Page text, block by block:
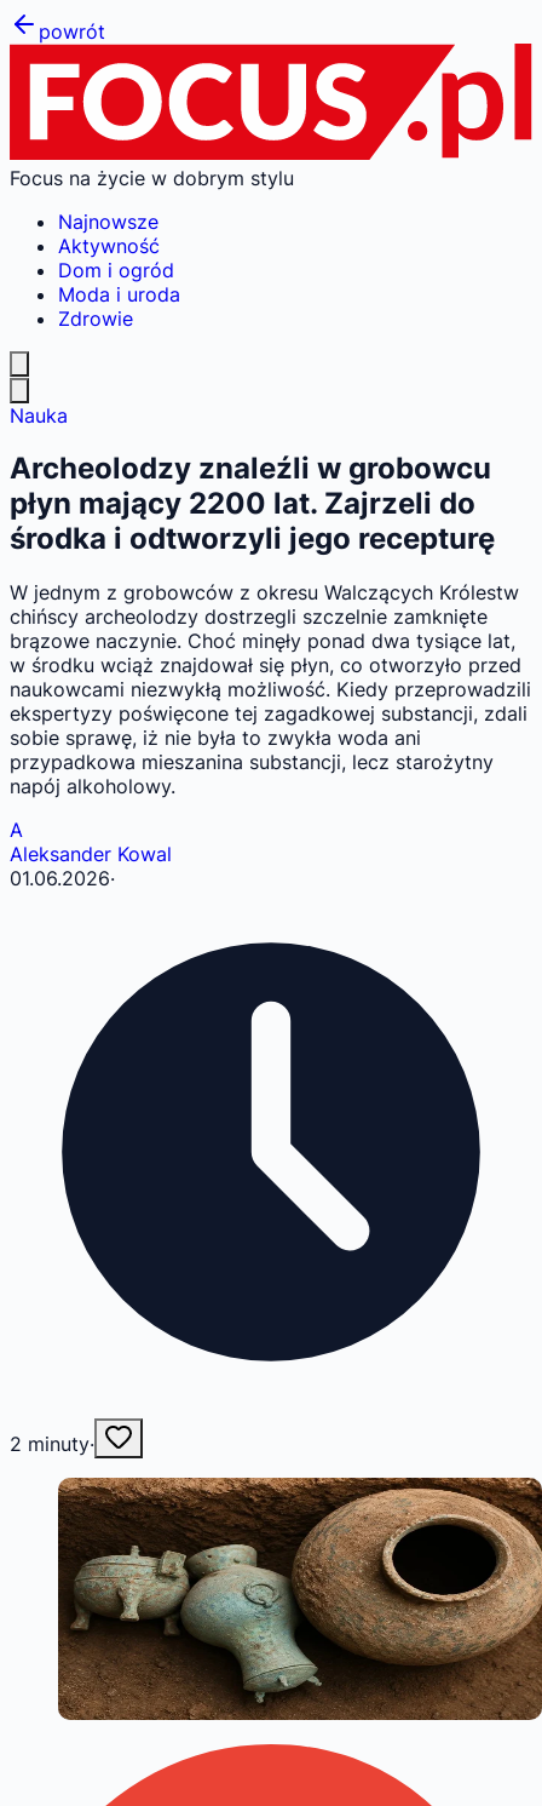
powrót
Focus na życie w dobrym stylu
Najnowsze
Aktywność
Dom i ogród
Moda i uroda
Zdrowie
Nauka
Archeolodzy znaleźli w grobowcu
płyn mający 2200 lat. Zajrzeli do
środka i odtworzyli jego recepturę
W jednym z grobowców z okresu Walczących Królestw
chińscy archeolodzy dostrzegli szczelnie zamknięte
brązowe naczynie. Choć minęły ponad dwa tysiące lat,
w środku wciąż znajdował się płyn, co otworzyło przed
naukowcami niezwykłą możliwość. Kiedy przeprowadzili
ekspertyzy poświęcone tej zagadkowej substancji, zdali
sobie sprawę, iż nie była to zwykła woda ani
przypadkowa mieszanina substancji, lecz starożytny
napój alkoholowy.
A
Aleksander Kowal
01.06.2026·
2 minuty·